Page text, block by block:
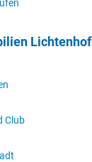
Lichtenhof
Club